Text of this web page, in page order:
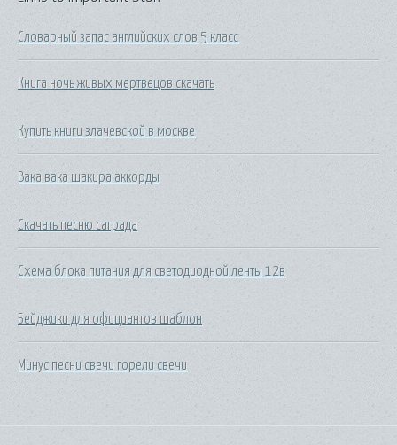
Словарный запас английских слов 5 класс
Книга ночь живых мертвецов скачать
Купить книги злачевской в москве
Вака вака шакира аккорды
Скачать песню саграда
Схема блока питания для светодиодной ленты 12в
Бейджики для официантов шаблон
Минус песни свечи горели свечи